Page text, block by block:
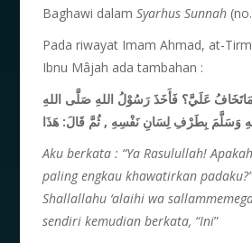
Baghawi dalamSyarhus Sunnah
Pada riwayat Imam Ahmad, at-
Ibnu Mâjah ada tambahan :
عَلَيَّ؟ فَأَخَذَ رَسُوْلُ اللهِ صَلَّى اللهِ
وَسَلَّمَ بِطَرْفِ لِسَانِ نَفْسِهِ , ثُمَّ قَالَ: هَذَا
Aku berkata : “Ya Rasulullah!
paling engkau khawatirkan
Shallallahu ‘alaihi wa
sendiri kemudian berkata, “Ini”